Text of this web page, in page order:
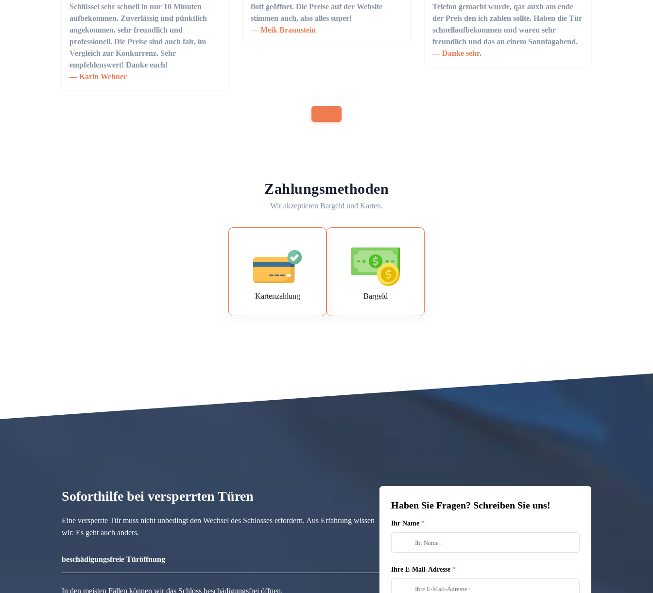
Schlüssel sehr schnell in nur 10 Minuten
aufbekommen. Zuverlässig und pünktlich
angekommen, sehr freundlich und
professionell. Die Preise sind auch fair, im
Vergleich zur Konkurrenz. Sehr
empfehlenswert! Danke euch!
Karin Wehner
flott geöffnet. Die Preise auf der Website
stimmen auch, also alles super!
Meik Braunstein
Telefon gemacht wurde, qar auxh am ende
der Preis den ich zahlen sollte. Haben die Tür
schnellaufbekommen und waren sehr
freundlich und das an einem Sonntagabend.
Danke sehr.
Zahlungsmethoden
Wir akzeptieren Bargeld und Karten.
Kartenzahlung Bargeld
Soforthilfe bei versperrten Türen
Eine versperrte Tür muss nicht unbedingt den Wechsel des Schlosses erfordern. Aus Erfahrung wissen
wir: Es geht auch anders.
beschädigungsfreie Türöffnung
In den meisten Fällen können wir das Schloss beschädigungsfrei öffnen.
Haben Sie Fragen? Schreiben Sie uns!
Ihr Name
Ihre E-Mail-Adresse